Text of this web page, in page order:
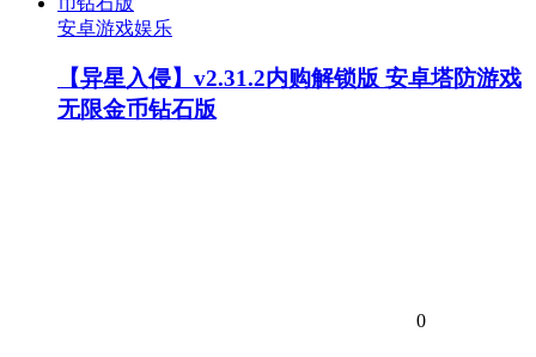
安卓游戏娱乐
【异星入侵】v2.31.2内购解锁版 安卓塔防游戏
无限金币钻石版
0